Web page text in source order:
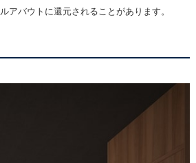
バウトに還元されることがあります。